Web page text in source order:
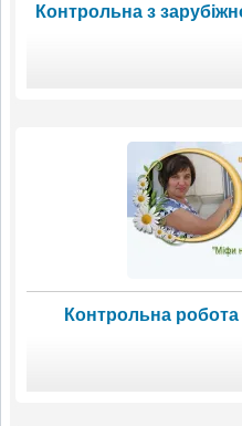
Контрольна з
Контрольна